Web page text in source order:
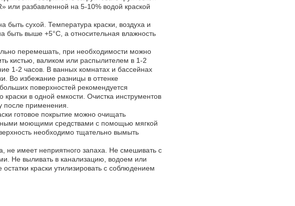
или разбавленной на 5-10% водой краской
быть сухой. Температура краски, воздуха и
быть выше +5°С, а относительная влажность
перемешать, при необходимости можно
кистью, валиком или распылителем в 1-2
1-2 часов. В ванных комнатах и бассейнах
Во избежание разницы в оттенке
поверхностей рекомендуется
краски в одной емкости. Очистка инструментов
после применения.
готовое покрытие можно очищать
моющими средствами с помощью мягкой
необходимо тщательно вымыть
не имеет неприятного запаха. Не смешивать с
Не выливать в канализацию, водоем или
краски утилизировать с соблюдением